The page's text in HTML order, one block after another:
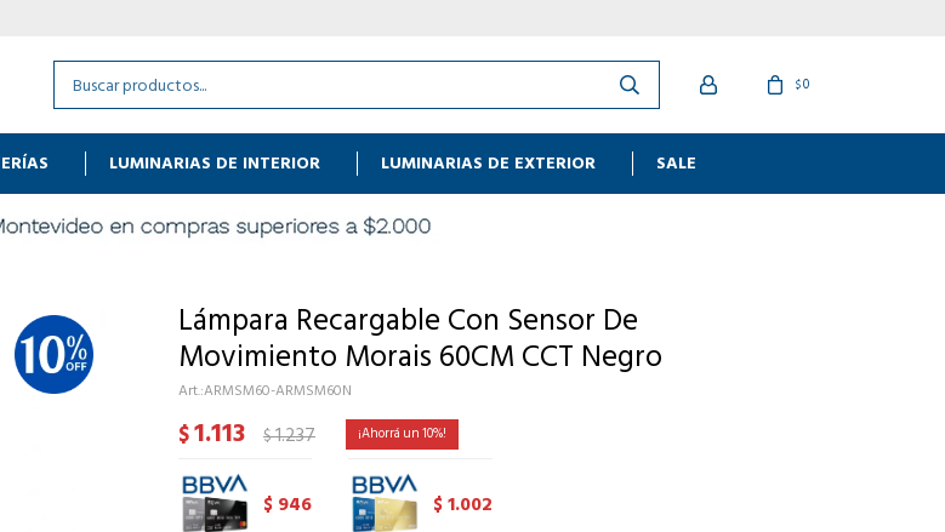
LUMINARIAS DE INTERIOR LUMINARIAS DE EXTERIOR SALE
$0
Lámpara Recargable Con Sensor De
Movimiento Morais 60CM CCT Negro
ARMSM60-ARMSM60N
$1.113 $1.237 10
$ 946 $1.002